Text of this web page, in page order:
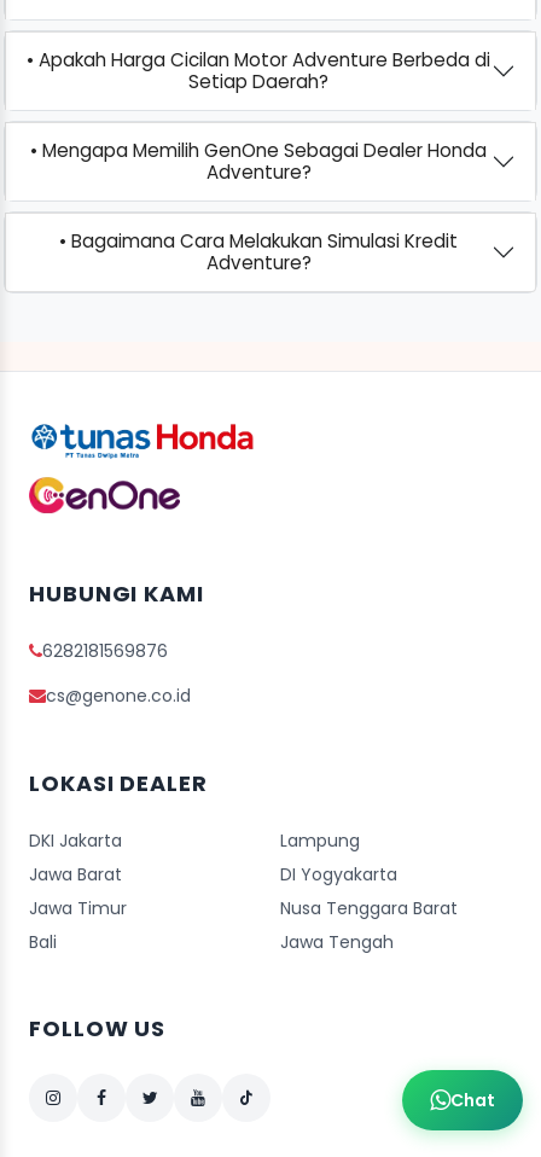
• Apakah Harga Cicilan Motor Adventure Berbeda di
Setiap Daerah?
• Mengapa Memilih GenOne Sebagai Dealer Honda
Adventure?
• Bagaimana Cara Melakukan Simulasi Kredit
Adventure?
HUBUNGI KAMI
6282181569876
cs@genone.co.id
LOKASI DEALER
DKI Jakarta
Lampung
Jawa Barat
DI Yogyakarta
Jawa Timur
Nusa Tenggara Barat
Bali
Jawa Tengah
FOLLOW US
Chat